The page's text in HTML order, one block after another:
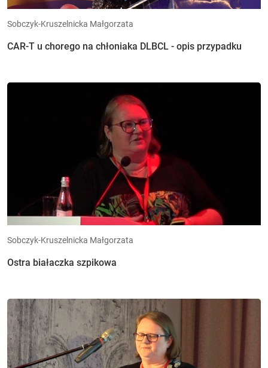
Sobczyk-Kruszelnicka Małgorzata
CAR-T u chorego na chłoniaka DLBCL - opis przypadku
Sobczyk-Kruszelnicka Małgorzata
Ostra białaczka szpikowa